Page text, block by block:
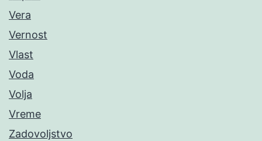
Vera
Vernost
Vlast
Voda
Volja
Vreme
Zadovoljstvo